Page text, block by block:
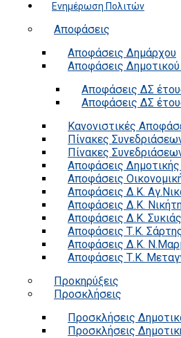
Ενημέρωση Πολιτών
Αποφάσεις
Αποφάσεις Δημάρχου
Αποφάσεις Δημοτικού
Αποφάσεις ΔΣ
Αποφάσεις ΔΣ
Κανονιστικές
Πίνακες
Πίνακες
Αποφάσεις
Αποφάσεις
Αποφάσεις Δ.Κ.
Αποφάσεις Δ.Κ.
Αποφάσεις Δ.Κ. Συκιάς
Αποφάσεις Τ.Κ.
Αποφάσεις Δ.Κ.
Αποφάσεις Τ.Κ.
Προκηρύξεις
Προσκλήσεις
Προσκλήσεις
Προσκλήσεις